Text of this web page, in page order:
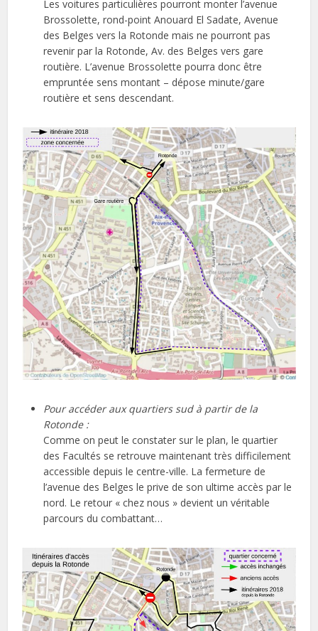
Les voitures particulières pourront monter l’avenue
Brossolette, rond-point Anouard El Sadate, Avenue
des Belges vers la Rotonde mais ne pourront pas
revenir par la Rotonde, Av. des Belges vers gare
routière. L’avenue Brossolette pourra donc être
empruntée sens montant – dépose minute/gare
routière et sens descendant.
Pour accéder aux quartiers sud à partir de la
Rotonde :
Comme on peut le constater sur le plan, le quartier
des Facultés se retrouve maintenant très difficilement
accessible depuis le centre-ville. La fermeture de
l’avenue des Belges le prive de son ultime accès par le
nord. Le retour « chez nous » devient un véritable
parcours du combattant…